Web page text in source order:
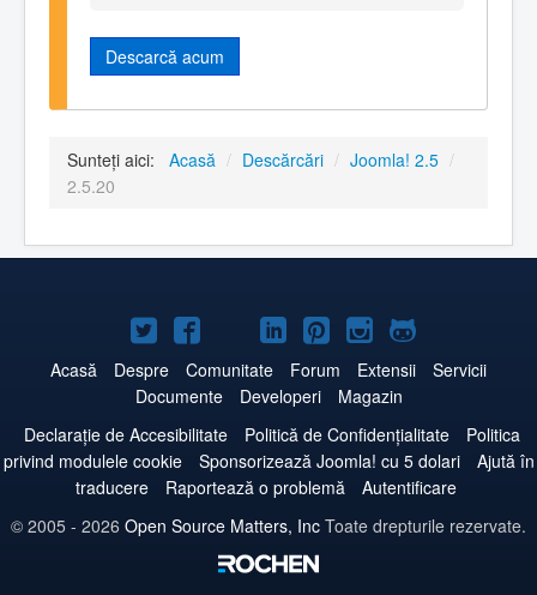
Descarcă acum
Sunteți aici: Acasă / Descărcări / Joomla! 2.5 /
2.5.20
Joomla!
pe
Twitter
Joomla!
pe
Facebook
Joomla!
pe
YouTube
Joomla!
pe
LinkedIn
Joomla!
pe
Pinterest
Joomla!
pe
Instagram
Joomla!
pe
Acasă Despre Comunitate Forum Extensii
Servicii
Documente
Developeri
Magazin
Declarație de Accesibilitate
Politică de Confidențialitate
Politica
privind modulele cookie
Sponsorizează Joomla! cu 5 dolari
Ajută în
traducere
Raportează o problemă
Autentificare
© 2005 - 2026 Open Source Matters, Inc Toate drepturile rezervate.